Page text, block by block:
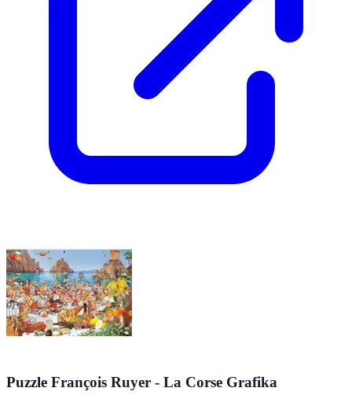
Puzzle François Ruyer - La Corse Grafika